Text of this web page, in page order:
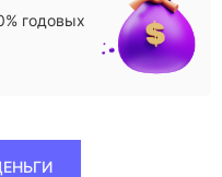
годовых